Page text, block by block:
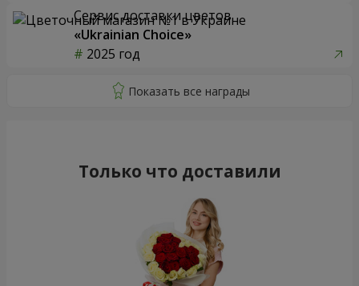
Сервис доставки цветов
«Ukrainian Choice»
2025 год
Только что доставили